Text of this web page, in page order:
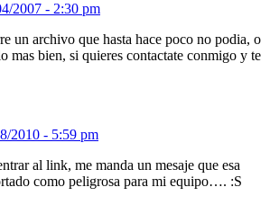
2007 - 2:30 pm
un archivo que hasta hace poco no podia, o
mas bien, si quieres contactate conmigo y te
2010 - 5:59 pm
al link, me manda un mesaje que esa
como peligrosa para mi equipo…. :S